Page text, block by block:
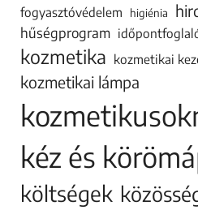
fogyasztóvédelem higiénia
hűségprogram
kozmetika kozmetikai
kozmetikai lámpa
kéz és
költségek